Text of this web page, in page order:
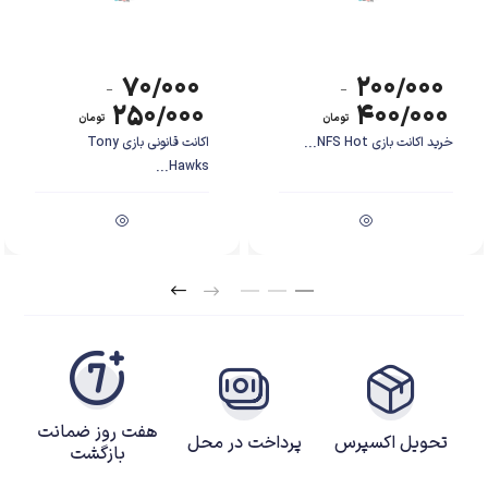
۲۰۰/۰۰۰ –
۴۰۰/۰۰۰ تومان
خرید اکانت بازی NFS Hot...
۷۰/۰۰۰ –
۲۵۰/۰۰۰ تومان
اکانت قانونی بازی Tony
Hawks...
تحویل اکسپرس پرداخت در محل
هفت روز ضمانت
بازگشت